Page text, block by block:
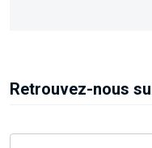
Retrouvez-nous